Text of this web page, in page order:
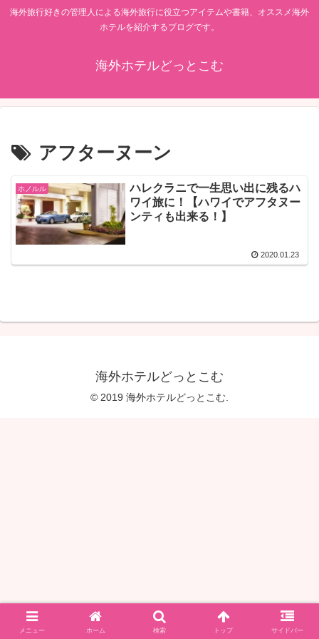
海外旅行好きの管理人による海外旅行に役立つアイテムや書籍、オススメ海外
ホテルを紹介するブログです。
海外ホテルどっとこむ
アフターヌーン
ホノルル
ハレクラニで一生思い出に残るハ
ワイ旅に！【ハワイでアフタヌー
ンティも出来る！】
2020.01.23
海外ホテルどっとこむ
© 2019 海外ホテルどっとこむ.
メニュー ホーム 検索 トップ サイドバー